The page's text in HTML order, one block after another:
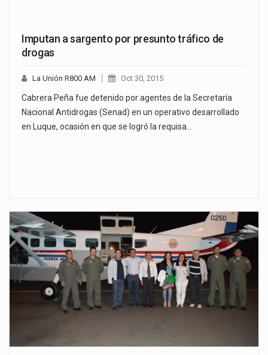
Imputan a sargento por presunto tráfico de
drogas
La Unión R800 AM Oct 30, 2015
Cabrera Peña fue detenido por agentes de la Secretaría
Nacional Antidrogas (Senad) en un operativo desarrollado
en Luque, ocasión en que se logró la requisa…